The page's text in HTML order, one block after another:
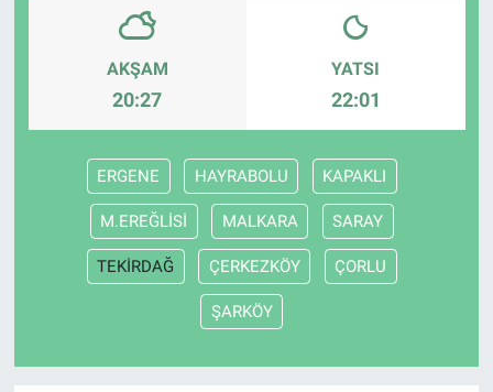
AKŞAM
20:27
YATSI
22:01
ERGENE HAYRABOLU KAPAKLI
M.EREĞLİSİ MALKARA SARAY
TEKİRDAĞ ÇERKEZKÖY ÇORLU
ŞARKÖY